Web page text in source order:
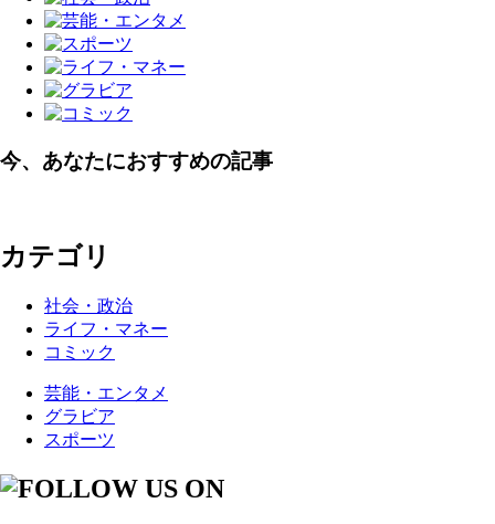
今、あなたにおすすめの記事
カテゴリ
社会・政治
ライフ・マネー
コミック
芸能・エンタメ
グラビア
スポーツ